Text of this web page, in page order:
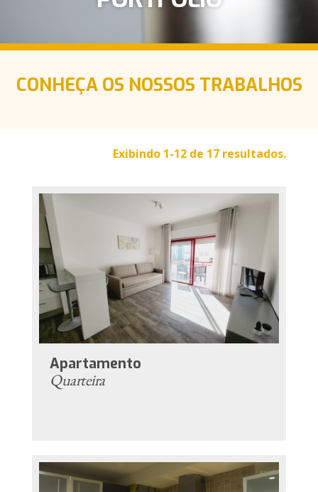
CONHEÇA OS NOSSOS TRABALHOS
Exibindo 1-12 de 17 resultados.
Apartamento
Quarteira